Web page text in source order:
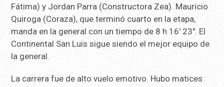
Fátima) y Jordan Parra (Constructora Zea). Mauricio
Quiroga (Coraza), que terminó cuarto en la etapa,
manda en la general con un tiempo de 8 h 16′ 23″. El
Continental San Luis sigue siendo el mejor equipo de
la general.
La carrera fue de alto vuelo emotivo. Hubo matices